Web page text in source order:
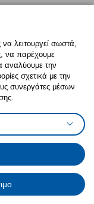
Όροι Χρήσης
IKEA.com.cy
- 2025
λειτουργεί σωστά,
να παρέχουμε
αναλύουμε την
σχετικά με την
συνεργάτες μέσων